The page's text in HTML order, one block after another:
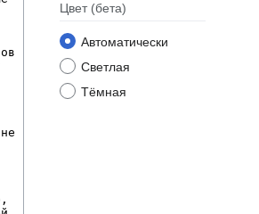
Цвет (бета)
Автоматически
Светлая
Тёмная